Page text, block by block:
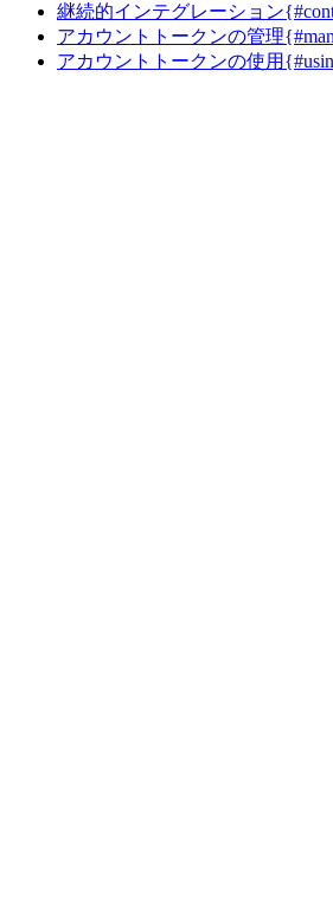
継続的インテグレーション
アカウントトークンの管理
アカウントトークンの使用